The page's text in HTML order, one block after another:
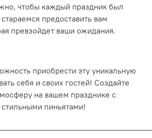
чтобы каждый праздник был
предоставить вам
превзойдет ваши ожидания.
приобрести эту уникальную
себя и своих гостей! Создайте
на вашем празднике с
пиньятами!